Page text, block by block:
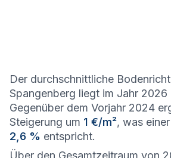
Der durchschnittliche
Spangenberg liegt im Jahr 2026
Gegenüber dem Vorjahr 2024
Steigerung um 1 €/m², was
2,6 % entspricht.
Über den Gesamtzeitraum von